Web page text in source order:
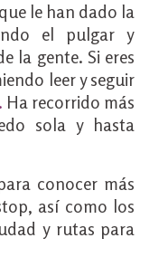
le han dado la
el pulgar y
la gente. Si eres
leer y seguir
Ha recorrido más
sola y hasta
conocer más
así como los
y rutas para